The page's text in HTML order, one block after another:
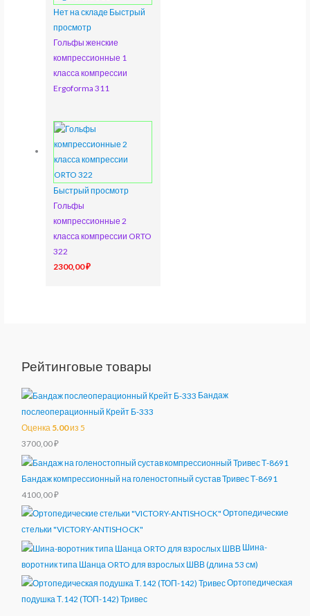
Нет на складе Быстрый
просмотр
Гольфы женские
компрессионные 1
класса компрессии
Ergoforma 311
Быстрый просмотр
Гольфы
компрессионные 2
класса компрессии ORTO
322
2300,00₽
Рейтинговые товары
Бандаж
послеоперационный Крейт Б-333
Оценка 5.00из 5
3700,00₽
Бандаж компрессионный на голеностопный сустав Тривес Т-8691
4100,00₽
Ортопедические
стельки "VICTORY-ANTISHOCK"
Шина-
воротник типа Шанца ORTO для взрослых ШВВ (длина 53 см)
Ортопедическая
подушка Т.142 (ТОП-142) Тривес